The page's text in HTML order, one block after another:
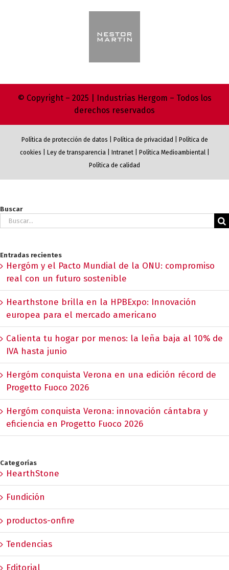
© Copyright – 2025 | Industrias Hergom – Todos los
derechos reservados
Política de protección de datos Política de privacidad
Política de
cookies
Ley de transparencia| Intranet| Política Medioambiental|
Política de calidad
Buscar
Buscar:
Entradas recientes
Hergóm y el Pacto Mundial de la ONU: compromiso
real con un futuro sostenible
Hearthstone brilla en la HPBExpo: Innovación
europea para el mercado americano
Calienta tu hogar por menos: la leña baja al 10% de
IVA hasta junio
Hergóm conquista Verona en una edición récord de
Progetto Fuoco 2026
Hergóm conquista Verona: innovación cántabra y
eficiencia en Progetto Fuoco 2026
Categorías
HearthStone
Fundición
productos-onfire
Tendencias
Editorial